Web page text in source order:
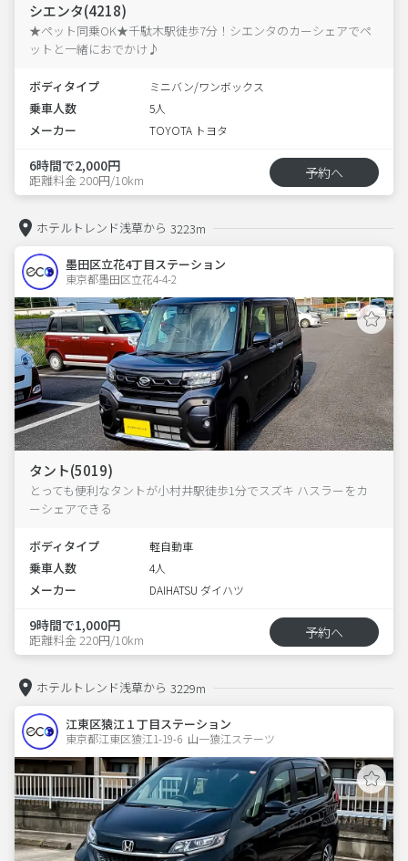
シエンタ(4218)
★ペット同乗OK★千駄木駅徒歩7分！シエンタのカーシェアでペ
ットと一緒におでかけ♪
ボディタイプ ミニバン/ワンボックス
乗車人数 5人
メーカー TOYOTA トヨタ
6時間で2,000円
距離料金 200円/10km 予約へ
ホテルトレンド浅草から 3223m
墨田区立花4丁目ステーション
東京都墨田区立花4-4-2
タント(5019)
とっても便利なタントが小村井駅徒歩1分でスズキ ハスラーをカ
ーシェアできる
ボディタイプ 軽自動車
乗車人数 4人
メーカー DAIHATSU ダイハツ
9時間で1,000円
距離料金 220円/10km 予約へ
ホテルトレンド浅草から 3229m
江東区猿江１丁目ステーション
東京都江東区猿江1-19-6  山一猿江ステーツ